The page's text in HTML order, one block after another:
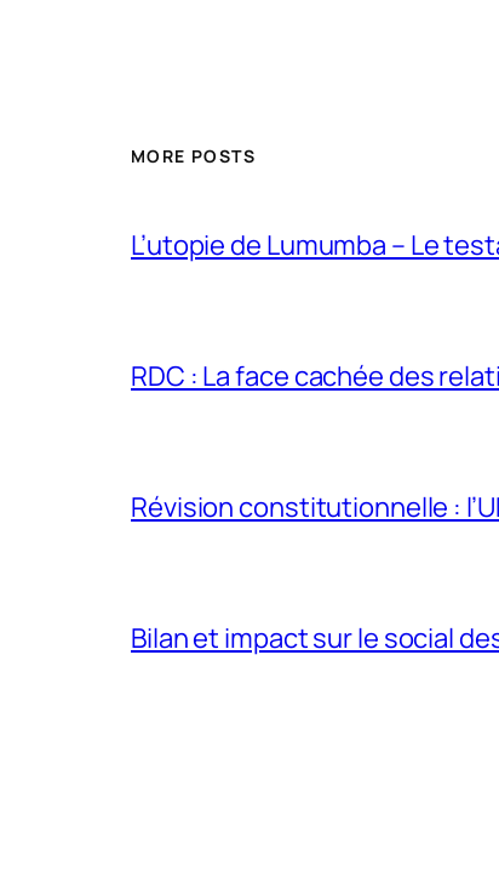
MORE POSTS
L’utopie de Lumumba – Le
RDC : La face cachée des
Révision constitutionnelle :
Bilan et impact sur le social